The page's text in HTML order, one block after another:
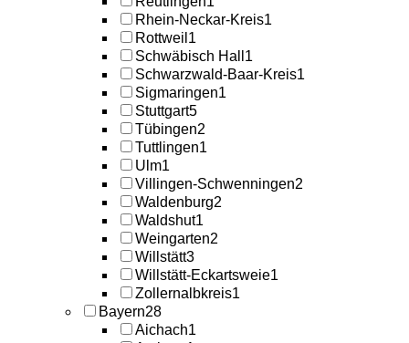
Rhein-Neckar-Kreis1
Rottweil 1
Schwäbisch Hall 1
Schwarzwald-Baar-Kreis1
Sigmaringen1
Stuttgart5
Tübingen2
Tuttlingen1
Ulm1
Villingen-Schwenningen2
Waldenburg2
Waldshut1
Weingarten2
Willstätt3
Willstätt-Eckartsweie1
Zollernalbkreis1
Bayern28
Aichach1